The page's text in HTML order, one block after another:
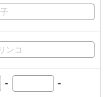
- -